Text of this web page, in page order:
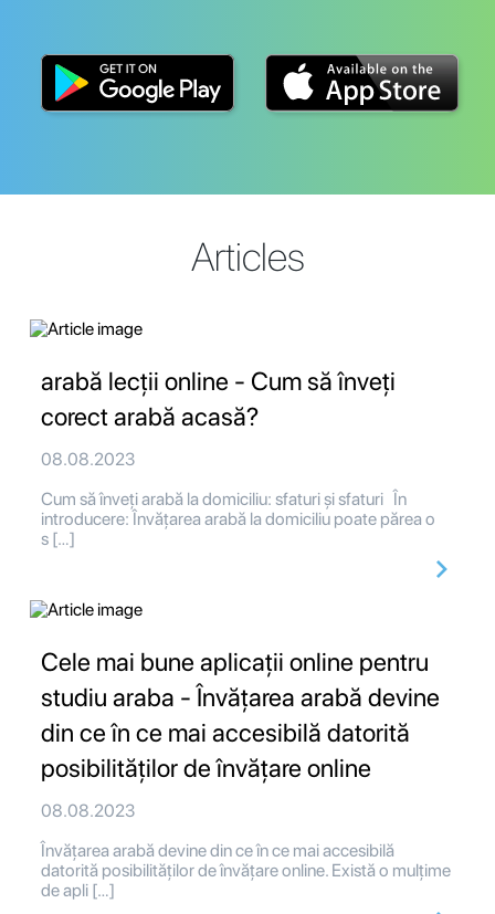
Articles
arabă lecții online - Cum să înveți
corect arabă acasă?
08.08.2023
Cum să înveți arabă la domiciliu: sfaturi și sfaturi În
introducere: Învățarea arabă la domiciliu poate părea o
s […]
Cele mai bune aplicații online pentru
studiu araba - Învățarea arabă devine
din ce în ce mai accesibilă datorită
posibilităților de învățare online
08.08.2023
Învățarea arabă devine din ce în ce mai accesibilă
datorită posibilităților de învățare online. Există o mulțime
de apli […]